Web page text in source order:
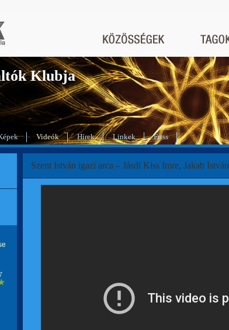
Klubja
Videók Hírek Linkek Friss
Szent István igazi arca – Jásdi Kiss Imre, Jakab István